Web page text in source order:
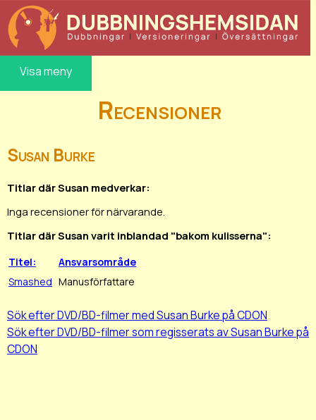
Visa meny
Recensioner
Susan Burke
Titlar där Susan medverkar:
Inga recensioner för närvarande.
Titlar där Susan varit inblandad "bakom kulisserna":
Titel:
Ansvarsområde
Smashed Manusförfattare
Sök efter DVD/BD-filmer med Susan Burke på CDON
Sök efter DVD/BD-filmer som regisserats av Susan Burke på
CDON